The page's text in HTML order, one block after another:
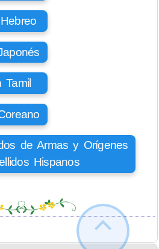
de Armas y Orígenes
Hispanos